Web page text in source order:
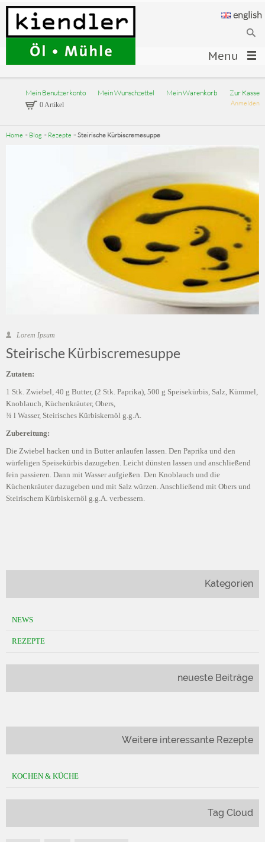
english
Menu
Mein Benutzerkonto Mein Wunschzettel Mein Warenkorb Zur Kasse
Anmelden
0 Artikel
Home > Blog > Rezepte > Steirische Kürbiscremesuppe
Lorem Ipsum
Steirische Kürbiscremesuppe
Zutaten:
1 Stk. Zwiebel, 40 g Butter, (2 Stk. Paprika), 500 g Speisekürbis, Salz, Kümmel,
Knoblauch, Küchenkräuter, Obers,
¾ l Wasser, Steirisches Kürbiskernöl g.g.A.
Zubereitung:
Die Zwiebel hacken und in Butter anlaufen lassen. Den Paprika und den
würfeligen Speisekürbis dazugeben. Leicht dünsten lassen und anschließend
fein passieren. Dann mit Wasser aufgießen. Den Knoblauch und die
Küchenkräuter dazugeben und mit Salz würzen. Anschließend mit Obers und
Steirischem Kürbiskernöl g.g.A. verbessern.
Kategorien
NEWS
REZEPTE
neueste Beiträge
Weitere interessante Rezepte
KOCHEN & KÜCHE
Tag Cloud